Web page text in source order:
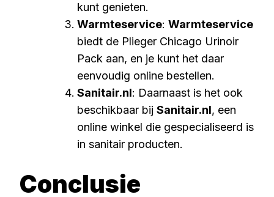
kunt genieten.
Warmteservice: Warmteservice
biedt de Plieger Chicago Urinoir
Pack aan, en je kunt het daar
eenvoudig online bestellen.
Sanitair.nl: Daarnaast is het ook
beschikbaar bij Sanitair.nl, een
online winkel die gespecialiseerd is
in sanitair producten.
Conclusie